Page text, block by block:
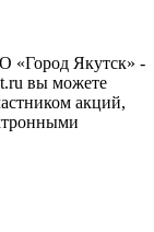
«Город Якутск» -
вы можете
акций,